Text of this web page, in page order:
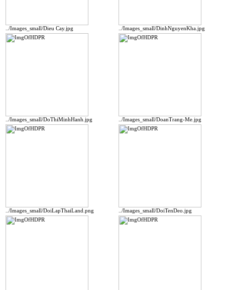
../Images_small/Dieu Cay.jpg ../Images_small/DinhNguyenKha.jpg
../Images_small/DoThiMinhHanh.jpg ../Images_small/DoanTrang-Me.jpg
../Images_small/DoiLapThaiLand.png ../Images_small/DoiTenDeo.jpg